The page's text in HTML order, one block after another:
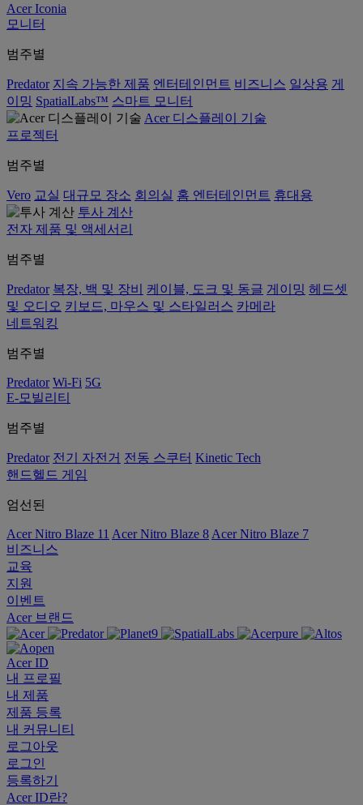
Acer Iconia
모니터
범주별
Predator 지속 가능한 제품 엔터테인먼트 비즈니스 일상용 게
이밍 SpatialLabs™ 스마트 모니터
Acer 디스플레이 기술
프로젝터
범주별
Vero 교실 대규모 장소 회의실 홈 엔터테인먼트 휴대용
투사 계산
전자 제품 및 액세서리
범주별
Predator 복장, 백 및 장비 케이블, 도크 및 동글 게이밍 헤드셋
및 오디오 키보드, 마우스 및 스타일러스 카메라
네트워킹
범주별
Predator Wi-Fi 5G
E-모빌리티
범주별
Predator 전기 자전거 전동 스쿠터 Kinetic Tech
핸드헬드 게임
엄선된
Acer Nitro Blaze 11 Acer Nitro Blaze 8 Acer Nitro Blaze 7
비즈니스
교육
지원
이벤트
Acer 브랜드
Acer ID
내 프로필
내 제품
제품 등록
내 커뮤니티
로그아웃
로그인
등록하기
Acer ID란?